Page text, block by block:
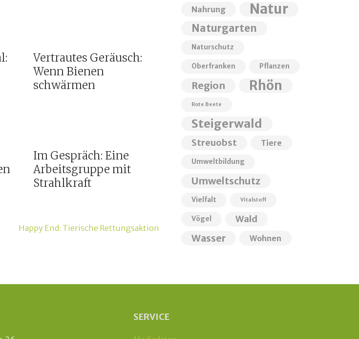
Vertrautes Geräusch:
Wenn Bienen
schwärmen
Im Gespräch: Eine
Arbeitsgruppe mit
Strahlkraft
Happy End: Tierische Rettungsaktion
Nahrung Natur
Naturgarten
Naturschutz
Oberfranken Pflanzen
Region Rhön
Rote Beete
Steigerwald
Streuobst Tiere
Umweltbildung
Umweltschutz
Vielfalt Vitalstoff
Vögel Wald
Wasser Wohnen
SERVICE